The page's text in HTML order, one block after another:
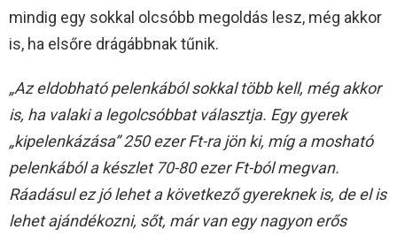
mindig egy sokkal olcsóbb megoldás lesz, még akkor
is, ha elsőre drágábbnak tűnik.
„Az eldobható pelenkából sokkal több kell, még akkor
is, ha valaki a legolcsóbbat választja. Egy gyerek
„kipelenkázása” 250 ezer Ft-ra jön ki, míg a mosható
pelenkából a készlet 70-80 ezer Ft-ból megvan.
Ráadásul ez jó lehet a következő gyereknek is, de el is
lehet ajándékozni, sőt, már van egy nagyon erős